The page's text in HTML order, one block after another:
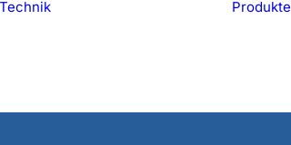
Technik
Produkte